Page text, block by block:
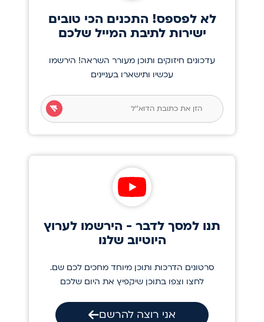
לא לפספס! התכנים הכי טובים
ישירות לתיבת המייל שלכם
עדכונים חיזוקים ותוכן מעורר השראה! הירשמו
עכשיו ותישארו בעניינים
תנו למסך לדבר - הירשמו לערוץ
היוטיוב שלנו
סרטונים הדרכות ותוכן מיוחד מחכים לכם שם.
לחצו וצפו בתוכן שיקפיץ את היום שלכם
אני רוצה להרשם